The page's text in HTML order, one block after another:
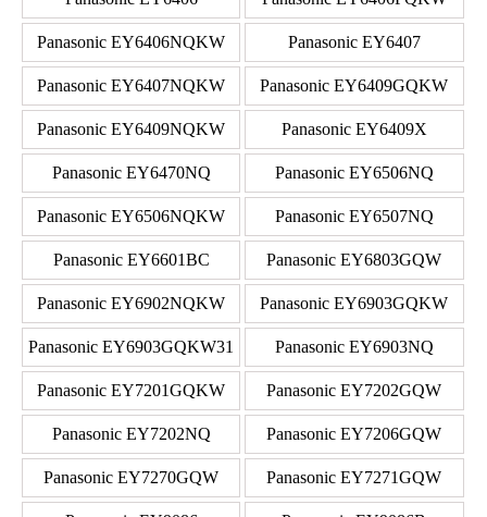
Panasonic EY6406NQKW Panasonic EY6407
Panasonic EY6407NQKW Panasonic EY6409GQKW
Panasonic EY6409NQKW Panasonic EY6409X
Panasonic EY6470NQ Panasonic EY6506NQ
Panasonic EY6506NQKW Panasonic EY6507NQ
Panasonic EY6601BC Panasonic EY6803GQW
Panasonic EY6902NQKW Panasonic EY6903GQKW
Panasonic EY6903GQKW31 Panasonic EY6903NQ
Panasonic EY7201GQKW Panasonic EY7202GQW
Panasonic EY7202NQ Panasonic EY7206GQW
Panasonic EY7270GQW Panasonic EY7271GQW